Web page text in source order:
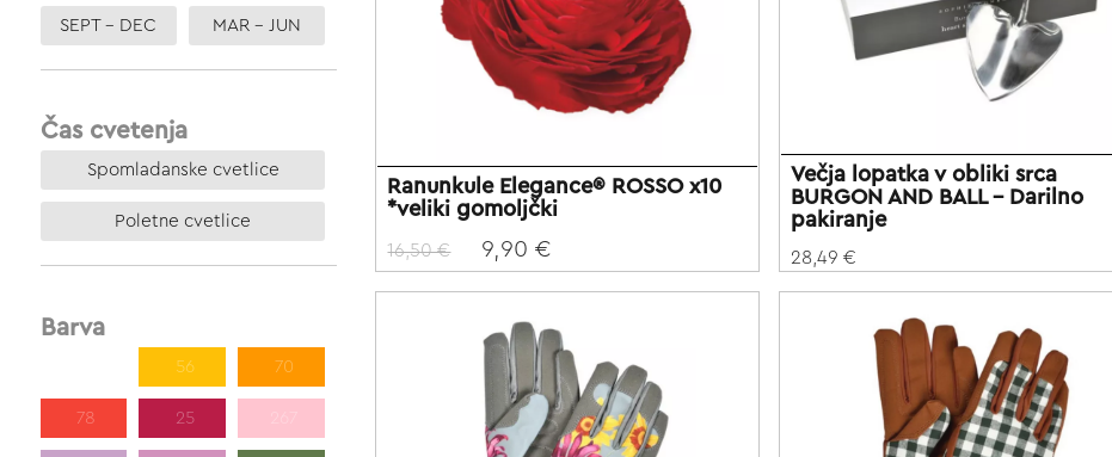
SEPT – DEC MAR – JUN
Čas cvetenja
Spomladanske cvetlice
Poletne cvetlice
Barva
56 70
78 25
Ranunkule Elegance® ROSSO x10
*veliki gomoljčki
16,50 € 9,90 €
Večja lopatka v obliki srca
BURGON AND BALL - Darilno
pakiranje
28,49 €